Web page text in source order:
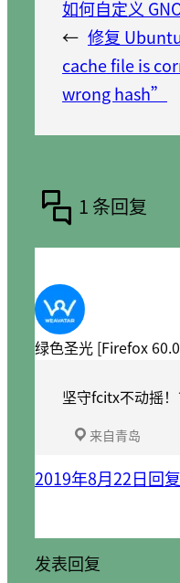
如何自定义
← 修复
cache file is
wrong hash”
1 条回复
绿色圣光 [Firefox
坚守fcitx不动摇
来自青岛
2019年8月22日回复
发表回复